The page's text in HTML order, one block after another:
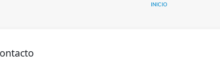
INICIO